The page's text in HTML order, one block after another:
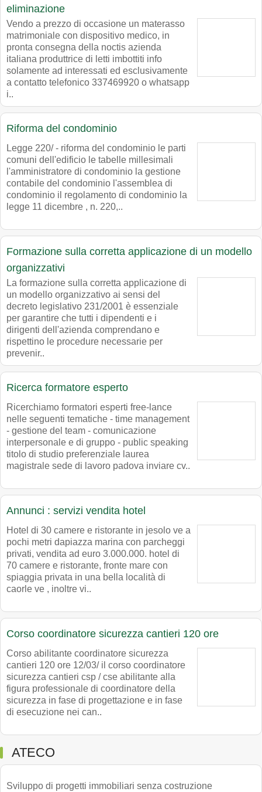
eliminazione
Vendo a prezzo di occasione un materasso
matrimoniale con dispositivo medico, in
pronta consegna della noctis azienda
italiana produttrice di letti imbottiti info
solamente ad interessati ed esclusivamente
a contatto telefonico 337469920 o whatsapp
i..
Riforma del condominio
Legge 220/ - riforma del condominio le parti
comuni dell'edificio le tabelle millesimali
l'amministratore di condominio la gestione
contabile del condominio l'assemblea di
condominio il regolamento di condominio la
legge 11 dicembre , n. 220,..
Formazione sulla corretta applicazione di un modello
organizzativi
La formazione sulla corretta applicazione di
un modello organizzativo ai sensi del
decreto legislativo 231/2001 è essenziale
per garantire che tutti i dipendenti e i
dirigenti dell'azienda comprendano e
rispettino le procedure necessarie per
prevenir..
Ricerca formatore esperto
Ricerchiamo formatori esperti free-lance
nelle seguenti tematiche - time management
- gestione del team - comunicazione
interpersonale e di gruppo - public speaking
titolo di studio preferenziale laurea
magistrale sede di lavoro padova inviare cv..
Annunci : servizi vendita hotel
Hotel di 30 camere e ristorante in jesolo ve a
pochi metri dapiazza marina con parcheggi
privati, vendita ad euro 3.000.000. hotel di
70 camere e ristorante, fronte mare con
spiaggia privata in una bella località di
caorle ve , inoltre vi..
Corso coordinatore sicurezza cantieri 120 ore
Corso abilitante coordinatore sicurezza
cantieri 120 ore 12/03/ il corso coordinatore
sicurezza cantieri csp / cse abilitante alla
figura professionale di coordinatore della
sicurezza in fase di progettazione e in fase
di esecuzione nei can..
ATECO
Sviluppo di progetti immobiliari senza costruzione